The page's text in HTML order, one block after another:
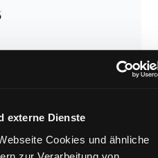
externe Dienste
Cookies und ähnliche